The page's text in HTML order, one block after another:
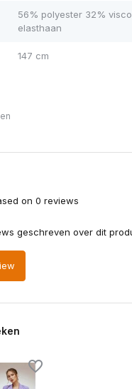
56% polyester 32%
elasthaan
147 cm
on 0 reviews
geschreven over dit